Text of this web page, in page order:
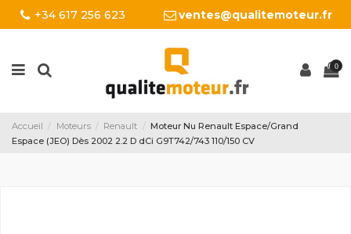
+34 617 256 623 ventes@qualitemoteur.fr
0
Accueil Moteurs Renault
Moteur Nu Renault Espace/Grand
Espace (JEO) Dès 2002 2.2 D dCi G9T742/743 110/150 CV